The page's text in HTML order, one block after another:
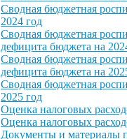
Сводная бюджетная
2024 год
Сводная бюджетная
дефицита бюджета на
Сводная бюджетная
дефицита бюджета на
Сводная бюджетная
2025 год
Оценка налоговых
Оценка налоговых
Документы и